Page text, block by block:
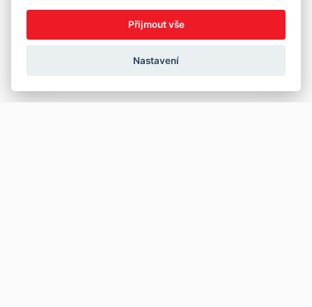
Přijmout vše
Nastavení